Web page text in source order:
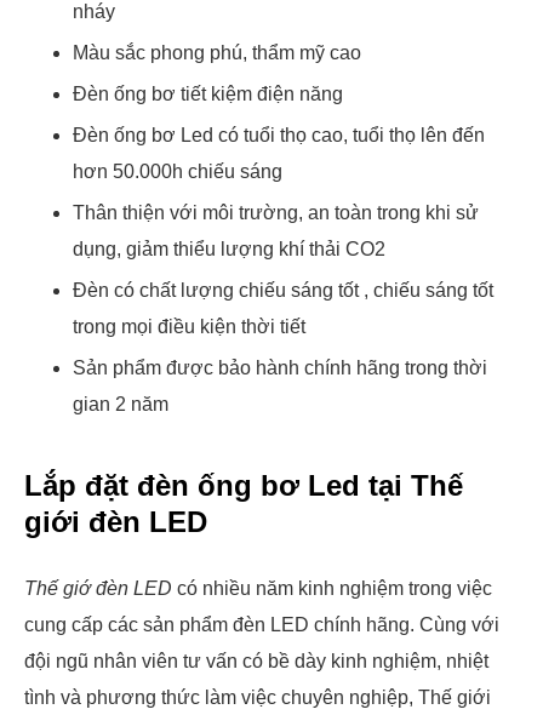
nháy
Màu sắc phong phú, thẩm mỹ cao
Đèn ống bơ tiết kiệm điện năng
Đèn ống bơ Led có tuổi thọ cao, tuổi thọ lên đến
hơn 50.000h chiếu sáng
Thân thiện với môi trường, an toàn trong khi sử
dụng, giảm thiểu lượng khí thải CO2
Đèn có chất lượng chiếu sáng tốt , chiếu sáng tốt
trong mọi điều kiện thời tiết
Sản phẩm được bảo hành chính hãng trong thời
gian 2 năm
Lắp đặt đèn ống bơ Led tại Thế
giới đèn LED
Thế giớ đèn LED có nhiều năm kinh nghiệm trong việc
cung cấp các sản phẩm đèn LED chính hãng. Cùng với
đội ngũ nhân viên tư vấn có bề dày kinh nghiệm, nhiệt
tình và phương thức làm việc chuyên nghiệp, Thế giới